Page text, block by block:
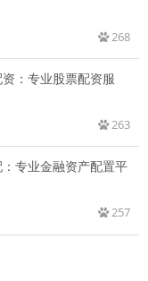
268
：专业股票配资服
263
专业金融资产配置平
257